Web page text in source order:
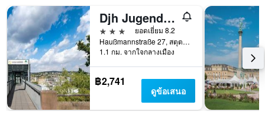
Djh Jugendherberge Stuttgart International
3 ดาว
ยอดเยี่ยม 8.2
Haußmannstraße 27, สตุตการ์ต, บาเดิน-เวือร์ทเทมแบร์ก, เยอรมนี
1.1 กม. จากใจกลางเมือง
฿2,741
ดูข้อเสนอ